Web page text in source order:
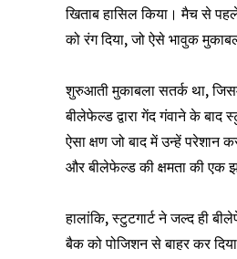
खिताब हासिल किया। मैच से
को रंग दिया, जो ऐसे भावुक
शुरुआती मुकाबला सतर्क था,
बीलेफेल्ड द्वारा गेंद गंवाने के
ऐसा क्षण जो बाद में उन्हें परेशान
और बीलेफेल्ड की क्षमता की एक
हालांकि, स्टुटगार्ट ने जल्द ही
बैक को पोजिशन से बाहर कर